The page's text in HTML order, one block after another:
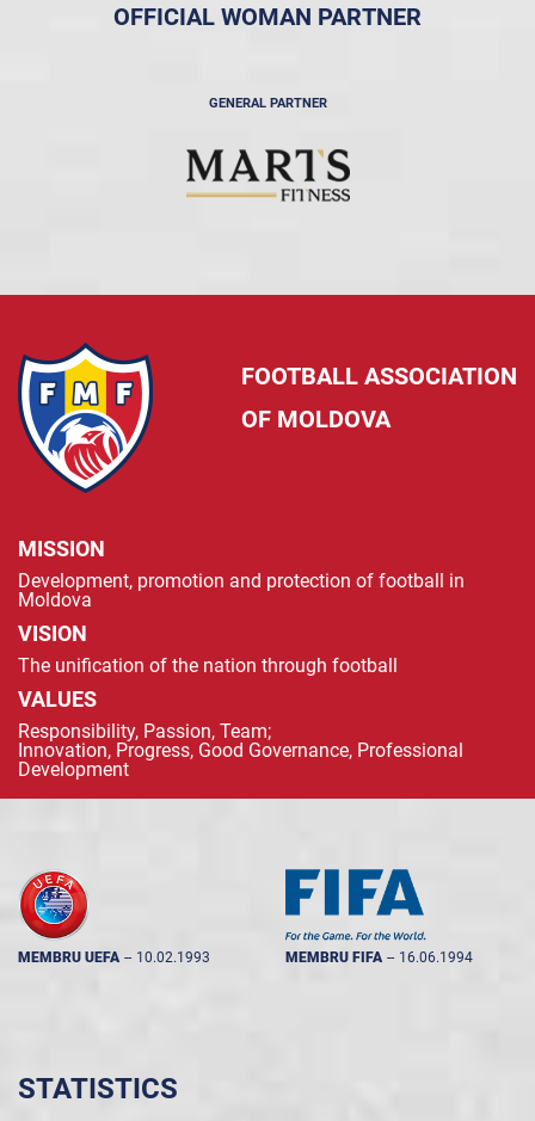
OFFICIAL WOMAN PARTNER
GENERAL PARTNER
FOOTBALL ASSOCIATION
OF MOLDOVA
MISSION
Development, promotion and protection of football in
Moldova
VISION
The unification of the nation through football
VALUES
Responsibility, Passion, Team;
Innovation, Progress, Good Governance, Professional
Development
MEMBRU UEFA -- 10.02.1993 MEMBRU FIFA -- 16.06.1994
STATISTICS